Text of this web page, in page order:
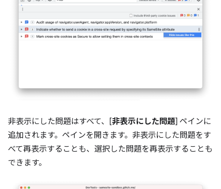
非表示にした問題はすべて、[非表示にした問題] ペインに
追加されます。ペインを開きます。非表示にした問題をす
べて再表示することも、選択した問題を再表示することも
できます。